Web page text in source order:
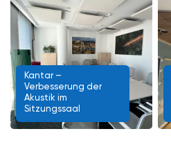
Kantar –
Verbesserung der
Akustik im
Sitzungssaal